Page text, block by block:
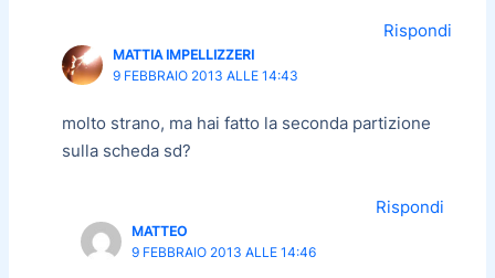
Rispondi
MATTIA IMPELLIZZERI
9 FEBBRAIO 2013 ALLE 14:43
molto strano, ma hai fatto la seconda partizione
sulla scheda sd?
Rispondi
MATTEO
9 FEBBRAIO 2013 ALLE 14:46